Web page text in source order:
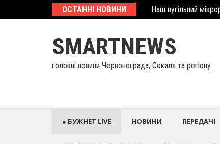
ОСТАННІ НОВИНИ
У Палаці Потоцьких
SMARTNEWS
головні новини Червонограда, Сокаля та регіону
● БУЖНЕТ LIVE НОВИНИ ПЕРЕДАЧІ